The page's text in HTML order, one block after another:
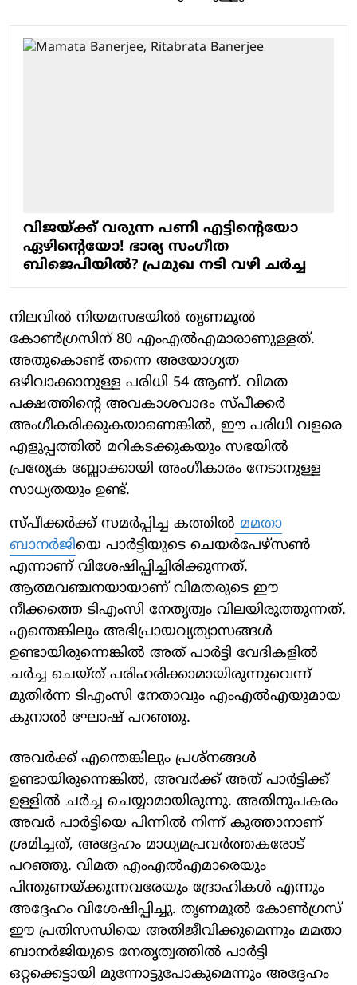
വിജയ്ക്ക് വരുന്ന പണി എട്ടിന്റെയോ
ഏഴിന്റെയോ! ഭാര്യ സംഗീത
ബിജെപിയില്‍? പ്രമുഖ നടി വഴി ചര്‍ച്ച
നിലവില്‍ നിയമസഭയില്‍ തൃണമൂല്‍
കോണ്‍ഗ്രസിന് 80 എംഎല്‍എമാരാണുള്ളത്.
അതുകൊണ്ട് തന്നെ അയോഗ്യത
ഒഴിവാക്കാനുള്ള പരിധി 54 ആണ്. വിമത
പക്ഷത്തിന്റെ അവകാശവാദം സ്പീക്കര്‍
അംഗീകരിക്കുകയാണെങ്കില്‍, ഈ പരിധി വളരെ
എളുപ്പത്തില്‍ മറികടക്കുകയും സഭയില്‍
പ്രത്യേക ബ്ലോക്കായി അംഗീകാരം നേടാനുള്ള
സാധ്യതയും ഉണ്ട്.
സ്പീക്കര്‍ക്ക് സമര്‍പ്പിച്ച കത്തില്‍ മമതാ
ബാനര്‍ജിയെ പാര്‍ട്ടിയുടെ ചെയര്‍പേഴ്‌സണ്‍
എന്നാണ് വിശേഷിപ്പിച്ചിരിക്കുന്നത്.
ആത്മവഞ്ചനയായാണ് വിമതരുടെ ഈ
നീക്കത്തെ ടിഎംസി നേതൃത്വം വിലയിരുത്തുന്നത്.
എന്തെങ്കിലും അഭിപ്രായവ്യത്യാസങ്ങള്‍
ഉണ്ടായിരുന്നെങ്കില്‍ അത് പാര്‍ട്ടി വേദികളില്‍
ചര്‍ച്ച ചെയ്ത് പരിഹരിക്കാമായിരുന്നുവെന്ന്
മുതിര്‍ന്ന ടിഎംസി നേതാവും എംഎല്‍എയുമായ
കുനാല്‍ ഘോഷ് പറഞ്ഞു.
അവര്‍ക്ക് എന്തെങ്കിലും പ്രശ്‌നങ്ങള്‍
ഉണ്ടായിരുന്നെങ്കില്‍, അവര്‍ക്ക് അത് പാര്‍ട്ടിക്ക്
ഉള്ളില്‍ ചര്‍ച്ച ചെയ്യാമായിരുന്നു. അതിനുപകരം
അവര്‍ പാര്‍ട്ടിയെ പിന്നില്‍ നിന്ന് കുത്താനാണ്
ശ്രമിച്ചത്, അദ്ദേഹം മാധ്യമപ്രവര്‍ത്തകരോട്
പറഞ്ഞു. വിമത എംഎല്‍എമാരെയും
പിന്തുണയ്ക്കുന്നവരേയും ദ്രോഹികള്‍ എന്നും
അദ്ദേഹം വിശേഷിപ്പിച്ചു. തൃണമൂല്‍ കോണ്‍ഗ്രസ്
ഈ പ്രതിസന്ധിയെ അതിജീവിക്കുമെന്നും മമതാ
ബാനര്‍ജിയുടെ നേതൃത്വത്തില്‍ പാര്‍ട്ടി
ഒറ്റക്കെട്ടായി മുന്നോട്ടുപോകുമെന്നും അദ്ദേഹം